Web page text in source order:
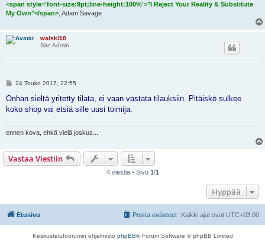
<span style='font-size:9pt;line-height:100%'>"I Reject Your Reality & Substitute
My Own"</span> , Adam Savage
waiski10
Site Admin
V
e
t
24 Touko 2017, 22:55
Onhan sieltä yritetty tilata, ei vaan vastata tilauksiin. Pitäiskö sulkee
koko shop vai etsiä sille uusi toimija.
ennen kova, ehkä vielä joskus...
Vastaa Viestiin
4 viestiä • Sivu 1 /1
Hyppää
Etusivu Kaikki ajat ovat UTC+03:00
Poista evästeet
Keskustelufoorumin ohjelmisto phpBB® Forum Software © phpBB Limited